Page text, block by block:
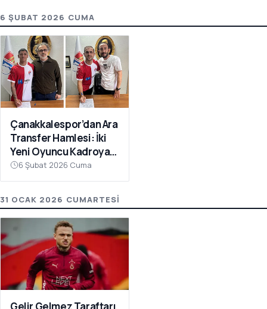
6 ŞUBAT 2026 CUMA
Çanakkalespor’dan Ara
Transfer Hamlesi: İki
Yeni Oyuncu Kadroya
Katıldı
6 Şubat 2026 Cuma
31 OCAK 2026 CUMARTESI